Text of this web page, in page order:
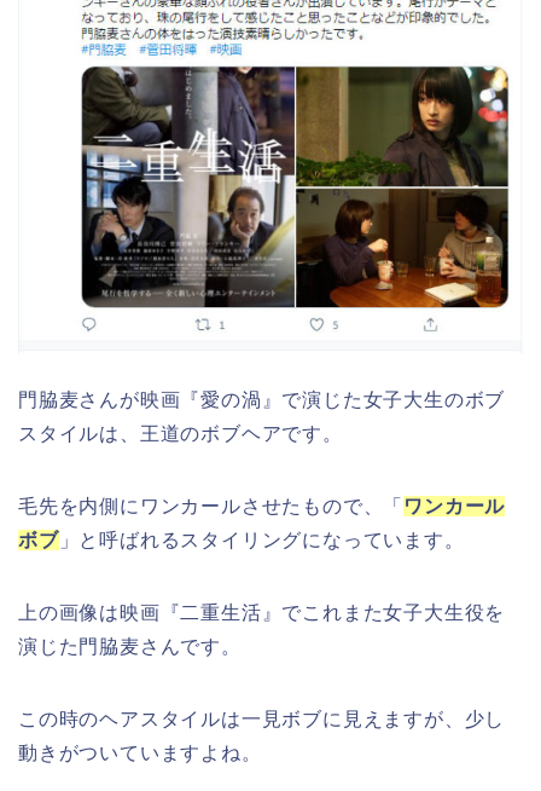
門脇麦さんが映画『愛の渦』で演じた女子大生のボブ
スタイルは、王道のボブヘアです。
毛先を内側にワンカールさせたもので、「 ワンカール
ボブ」と呼ばれるスタイリングになっています。
上の画像は映画『二重生活』でこれまた女子大生役を
演じた門脇麦さんです。
この時のヘアスタイルは一見ボブに見えますが、少し
動きがついていますよね。